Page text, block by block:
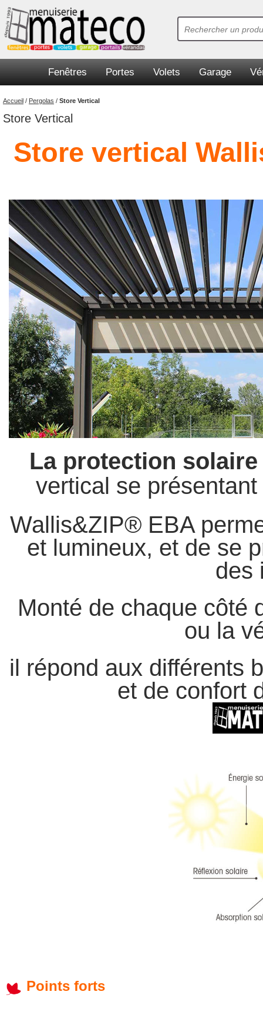
Fenêtres Portes Volets Garage
Accueil / Pergolas / Store Vertical
Store Vertical
Store vertical
La protection solaire
vertical se
Wallis&ZIP® EBA
et lumineux, et de se
des
Monté de chaque côté
ou la
il répond aux différents
et de confort
Points forts